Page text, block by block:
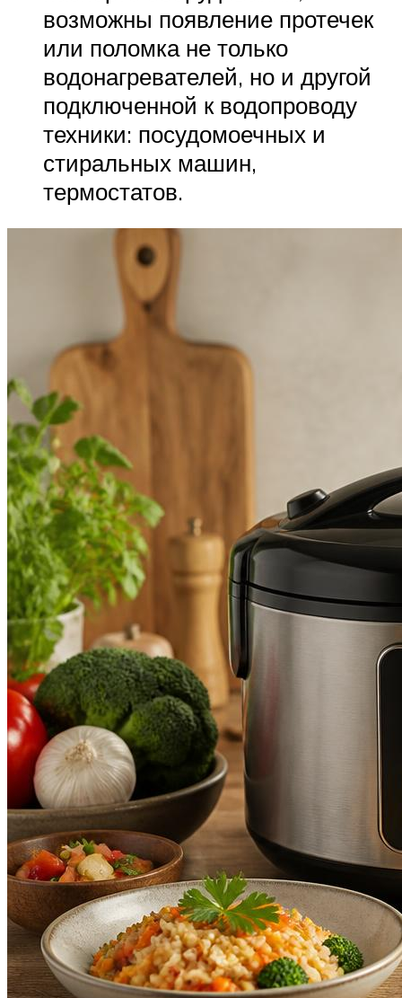
возможны появление протечек
или поломка не только
водонагревателей, но и другой
подключенной к водопроводу
техники: посудомоечных и
стиральных машин,
термостатов.